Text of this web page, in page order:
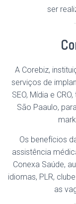
ser
A Corebiz,
serviços de
SEO, Mídia e
São Paaulo,
Os benefícios
assistência
Conexa Saúde,
idiomas, PLR,
as